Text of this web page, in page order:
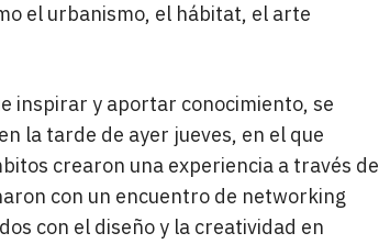
el urbanismo, el hábitat, el arte
inspirar y aportar conocimiento, se
la tarde de ayer jueves, en el que
crearon una experiencia a través de
con un encuentro de networking
con el diseño y la creatividad en